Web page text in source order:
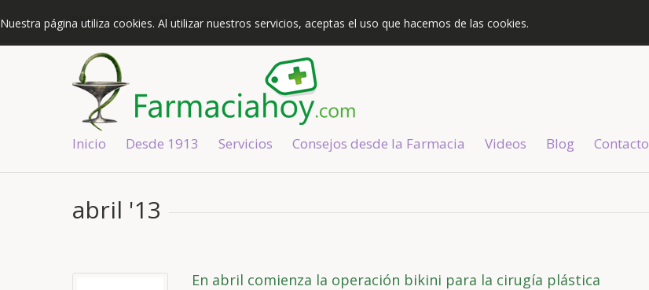
Nuestra página utiliza cookies. Al utilizar nuestros servicios, aceptas el uso que hacemos de las cookies.
967370250 | info@farmaciahoy.com
Inicio Desde 1913 Servicios Consejos desde la Farmacia Videos Blog Contacto
abril '13
En abril comienza la operación bikini para la cirugía plástica